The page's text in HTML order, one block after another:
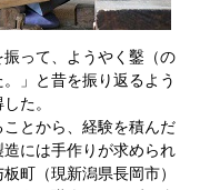
って、ようやく鑿（の
」と昔を振り返るよう
た。
とから、経験を積んだ
には手作りが求められ
町（現新潟県長岡市）